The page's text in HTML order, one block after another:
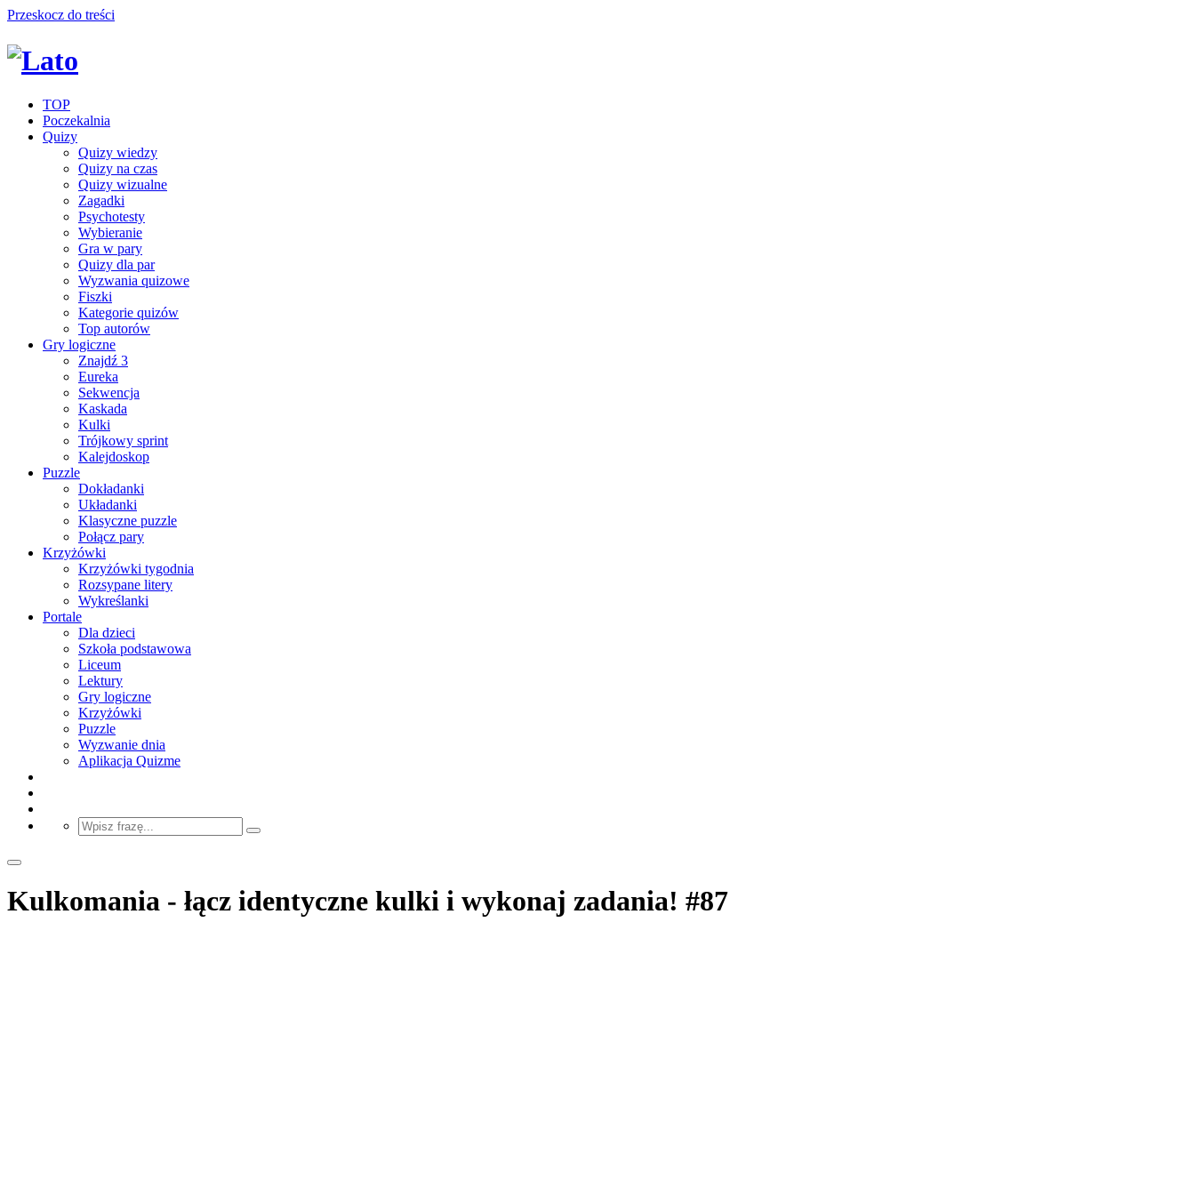
Przeskocz do treści
TOP
Poczekalnia
Quizy
Quizy wiedzy
Quizy na czas
Quizy wizualne
Zagadki
Psychotesty
Wybieranie
Gra w pary
Quizy dla par
Wyzwania quizowe
Fiszki
Kategorie quizów
Top autorów
Gry logiczne
Znajdź 3
Eureka
Sekwencja
Kaskada
Kulki
Trójkowy sprint
Kalejdoskop
Puzzle
Dokładanki
Układanki
Klasyczne puzzle
Połącz pary
Krzyżówki
Krzyżówki tygodnia
Rozsypane litery
Wykreślanki
Portale
Dla dzieci
Szkoła podstawowa
Liceum
Lektury
Gry logiczne
Krzyżówki
Puzzle
Wyzwanie dnia
Aplikacja Quizme
Kulkomania - łącz identyczne kulki i wykonaj zadania! #87